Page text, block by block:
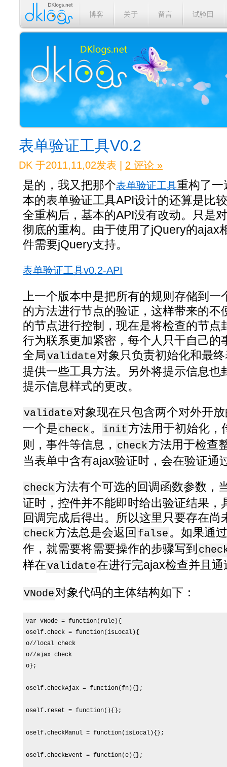
博客 关于 留言 试验田
表单验证工具V0.2
DK 于2011,11,02发表 | 2 评论 »
是的，我又把那个表单验证工具重构了一
本的表单验证工具API设计的还算是比
全重构后，基本的API没有改动。只是
彻底的重构。由于使用了jQuery的ajax
件需要jQuery支持。
表单验证工具v0.2-API
上一个版本中是把所有的规则存储到
的方法进行节点的验证，这样带来的不
的节点进行控制，现在是将检查的节点
行为联系更加紧密，每个人只干自己的
全局validate对象只负责初始化和最
提供一些工具方法。另外将提示信息也
提示信息样式的更改。
validate对象现在只包含两个对外开
一个是 check 。 init方法用于初始化，
则，事件等信息， check方法用于检查
当表单中含有ajax验证时，会在验证通
check方法有个可选的回调函数参数，
证时，控件并不能即时给出验证结果，
回调完成后得出。所以这里只要存在尚
check方法总是会返回 false 。如果通
作，就需要将需要操作的步骤写到
样在validate在进行完ajax检查并且
VNode对象代码的主体结构如下：
var VNode = function(rule){
oself.check = function(isLocal){
o//local check
o//ajax check
o};
oself.checkAjax = function(fn){};
oself.reset = function(){};
oself.checkManul = function(isLocal){};
oself.checkEvent = function(e){};